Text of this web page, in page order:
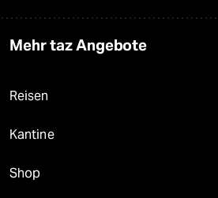
Mehr taz Angebote
Reisen
Kantine
Shop